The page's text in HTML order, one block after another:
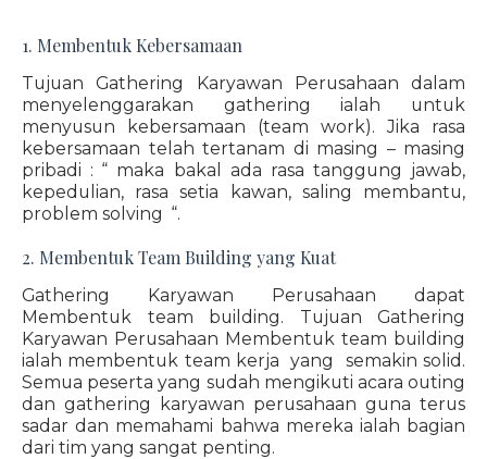
1. Membentuk Kebersamaan
Tujuan Gathering Karyawan Perusahaan dalam
menyelenggarakan gathering ialah untuk
menyusun kebersamaan (team work). Jika rasa
kebersamaan telah tertanam di masing – masing
pribadi : “ maka bakal ada rasa tanggung jawab,
kepedulian, rasa setia kawan, saling membantu,
problem solving “.
2. Membentuk Team Building yang Kuat
Gathering Karyawan Perusahaan dapat
Membentuk team building. Tujuan Gathering
Karyawan Perusahaan Membentuk team building
ialah membentuk team kerja yang semakin solid.
Semua peserta yang sudah mengikuti acara outing
dan gathering karyawan perusahaan guna terus
sadar dan memahami bahwa mereka ialah bagian
dari tim yang sangat penting.